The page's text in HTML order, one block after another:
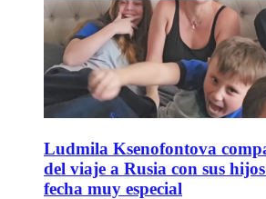
Ludmila Ksenofontova
del viaje a Rusia con sus
fecha muy especial